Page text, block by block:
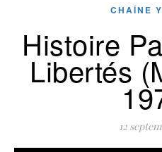
CHAÎNE
Histoire
Libertés
12